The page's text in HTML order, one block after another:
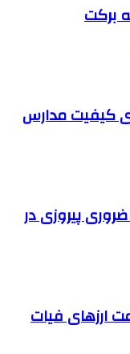
برکت
کیفیت مدارس
پیروزی در
ارزهای فیات